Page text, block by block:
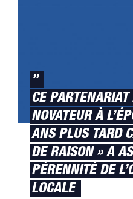
”
CE
NOVATEUR À
ANS PLUS TARD
DE RAISON » A
PÉRENNITÉ DE
LOCALE